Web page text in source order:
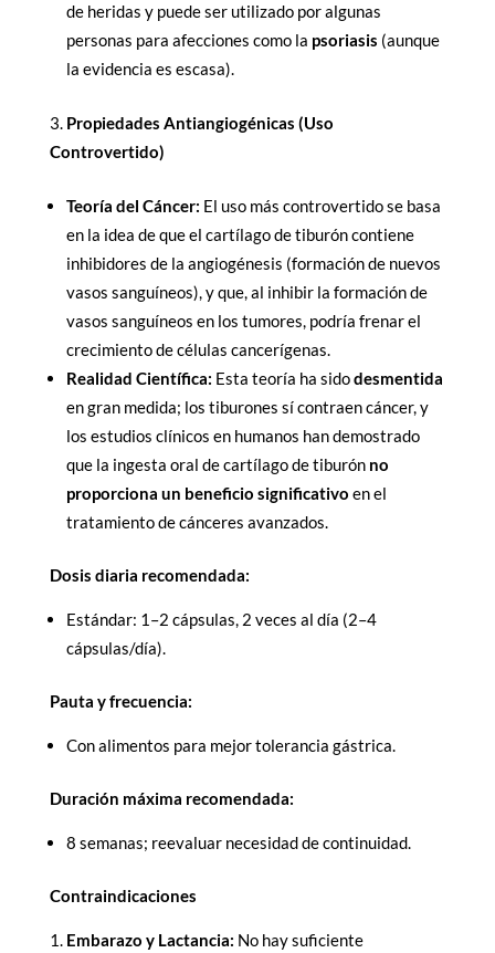
de heridas y puede ser utilizado por algunas
personas para afecciones como la psoriasis (aunque
la evidencia es escasa).
Propiedades Antiangiogénicas (Uso
Controvertido)
Teoría del Cáncer: El uso más controvertido se basa
en la idea de que el cartílago de tiburón contiene
inhibidores de la angiogénesis (formación de nuevos
vasos sanguíneos), y que, al inhibir la formación de
vasos sanguíneos en los tumores, podría frenar el
crecimiento de células cancerígenas.
Realidad Científica: Esta teoría ha sidodesmentida
en gran medida; los tiburones sí contraen cáncer, y
los estudios clínicos en humanos han demostrado
que la ingesta oral de cartílago de tiburón no
proporciona un beneficio significativo en el
tratamiento de cánceres avanzados.
Dosis diaria recomendada:
Estándar: 1–2 cápsulas, 2 veces al día (2–4
cápsulas/día).
Pauta y frecuencia:
Con alimentos para mejor tolerancia gástrica.
Duración máxima recomendada:
8 semanas; reevaluar necesidad de continuidad.
Contraindicaciones
Embarazo y Lactancia: No hay suficiente